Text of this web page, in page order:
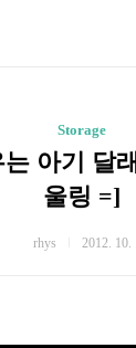
Storage
아기 달
울링 =]
rhys 2012. 10.